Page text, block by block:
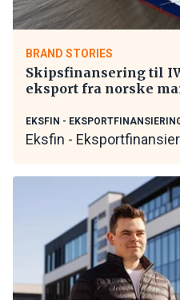
BRAND STORIES
Skipsfinansering til
eksport fra norske
EKSFIN -
Eksfin -